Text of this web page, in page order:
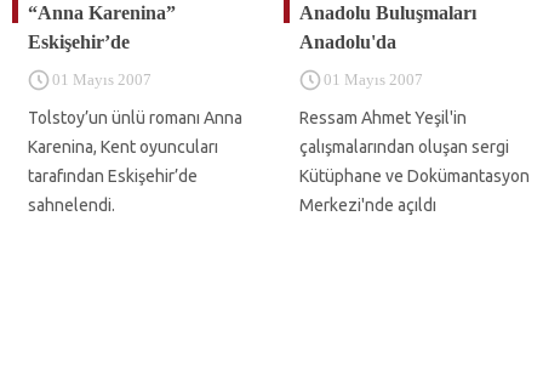
“Anna Karenina”
Eskişehir’de
01 Mayıs 2007
Tolstoy’un ünlü romanı Anna
Karenina, Kent oyuncuları
tarafından Eskişehir’de
sahnelendi.
Anadolu Buluşmaları
Anadolu'da
01 Mayıs 2007
Ressam Ahmet Yeşil'in
çalışmalarından oluşan sergi
Kütüphane ve Dokümantasyon
Merkezi'nde açıldı